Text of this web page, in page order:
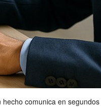
comunica en